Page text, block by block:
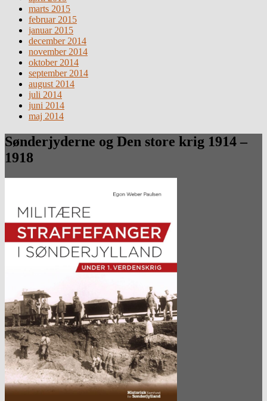
marts 2015
februar 2015
januar 2015
december 2014
november 2014
oktober 2014
september 2014
august 2014
juli 2014
juni 2014
maj 2014
Sønderjyderne og Den store krig 1914 –
1918